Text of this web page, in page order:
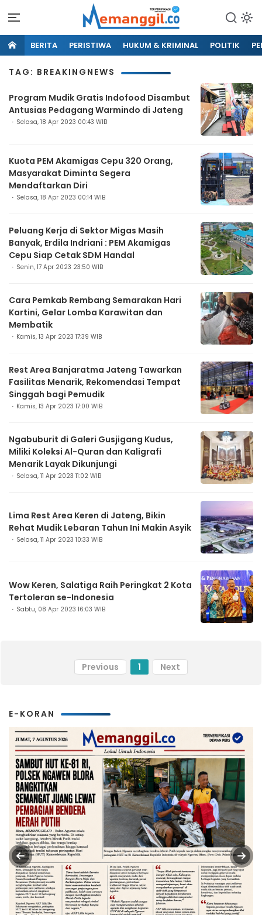
BERITA PERISTIWA HUKUM & KRIMINAL POLITIK
TAG: BREAKINGNEWS
Program Mudik Gratis Indofood Disambut
Antusias Pedagang Warmindo di Jateng
Selasa, 18 Apr 2023 00:43 WIB
Kuota PEM Akamigas Cepu 320 Orang,
Masyarakat Diminta Segera
Mendaftarkan Diri
Selasa, 18 Apr 2023 00:14 WIB
Peluang Kerja di Sektor Migas Masih
Banyak, Erdila Indriani : PEM Akamigas
Cepu Siap Cetak SDM Handal
Senin, 17 Apr 2023 23:50 WIB
Cara Pemkab Rembang Semarakan Hari
Kartini, Gelar Lomba Karawitan dan
Membatik
Kamis, 13 Apr 2023 17:39 WIB
Rest Area Banjaratma Jateng Tawarkan
Fasilitas Menarik, Rekomendasi Tempat
Singgah bagi Pemudik
Kamis, 13 Apr 2023 17:00 WIB
Ngabuburit di Galeri Gusjigang Kudus,
Miliki Koleksi Al-Quran dan Kaligrafi
Menarik Layak Dikunjungi
Selasa, 11 Apr 2023 11:02 WIB
Lima Rest Area Keren di Jateng, Bikin
Rehat Mudik Lebaran Tahun Ini Makin Asyik
Selasa, 11 Apr 2023 10:33 WIB
Wow Keren, Salatiga Raih Peringkat 2 Kota
Tertoleran se-Indonesia
Sabtu, 08 Apr 2023 16:03 WIB
Previous 1 Next
E-KORAN